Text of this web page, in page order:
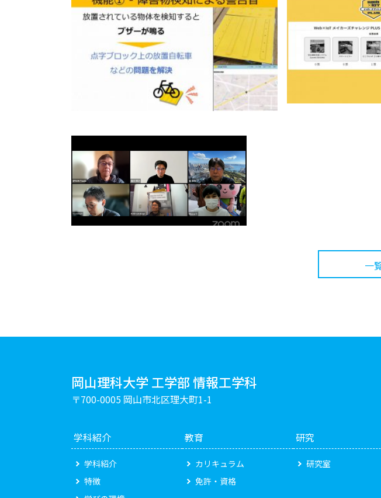
一
岡山理科大学 工学部 情報工学科
〒700-0005 岡山市北区理大町1-1
学科紹介
学科紹介
特徴
教育
カリキュラム
免許・資格
研究
研究室